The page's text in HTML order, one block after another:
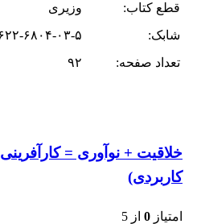
قطع کتاب:
وزیری
شابک:
۹۷۸-۶۲۲-
تعداد صفحه:
۹۲
خلاقیت + نوآوری =
کاربردی)
امتیاز 0 از 5